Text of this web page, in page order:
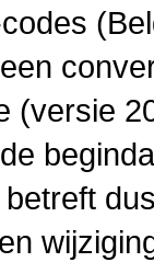
(versie